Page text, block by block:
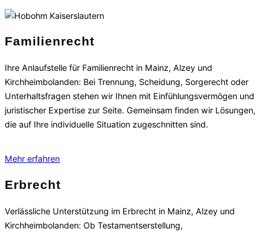
Familienrecht
Ihre Anlaufstelle für Familienrecht in Mainz, Alzey und
Kirchheimbolanden: Bei Trennung, Scheidung, Sorgerecht oder
Unterhaltsfragen stehen wir Ihnen mit Einfühlungsvermögen und
juristischer Expertise zur Seite. Gemeinsam finden wir Lösungen,
die auf Ihre individuelle Situation zugeschnitten sind.
Mehr erfahren
Erbrecht
Verlässliche Unterstützung im Erbrecht in Mainz, Alzey und
Kirchheimbolanden: Ob Testamentserstellung,